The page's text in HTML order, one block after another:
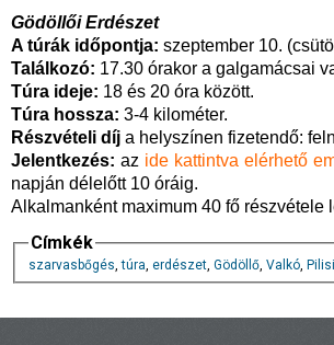
Gödöllői Erdészet
A túrák időpontja: szeptember 10.
Találkozó: 17.30 órakor a galgamácsai
Túra ideje: 18 és 20 óra között.
Túra hossza: 3-4 kilométer.
Részvételi díj a helyszínen fizetendő:
Jelentkezés: az ide kattintva elérhető
napján délelőtt 10 óráig.
Alkalmanként maximum 40 fő
Címkék
szarvasbőgés,túra, erdészet, Gödöllő, Valkó,